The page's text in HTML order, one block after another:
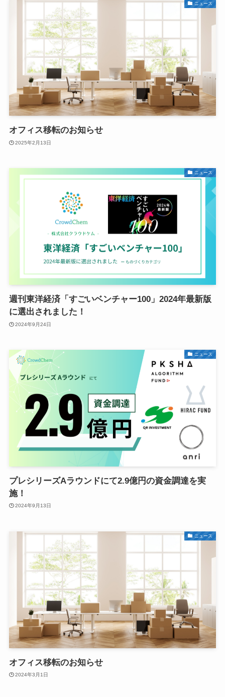
ニュース
オフィス移転のお知らせ
2025年2月13日
ニュース
週刊東洋経済「すごいベンチャー100」2024年最新版
に選出されました！
2024年9月24日
ニュース
プレシリーズAラウンドにて2.9億円の資金調達を実
施！
2024年9月13日
ニュース
オフィス移転のお知らせ
2024年3月1日